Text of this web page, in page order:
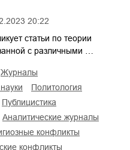
20:22
статьи по теории
с различными …
журналы
политология
публицистика
аналитические журналы
конфликты
конфликты